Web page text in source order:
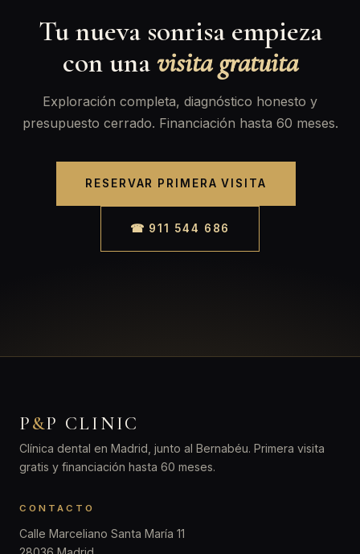
Tu nueva sonrisa empieza
con unavisita gratuita
Exploración completa, diagnóstico honesto y
presupuesto cerrado. Financiación hasta 60 meses.
RESERVAR PRIMERA VISITA
☎ 911 544 686
P&P CLINIC
Clínica dental en Madrid, junto al Bernabéu. Primera visita
gratis y financiación hasta 60 meses.
CONTACTO
Calle Marceliano Santa María 11